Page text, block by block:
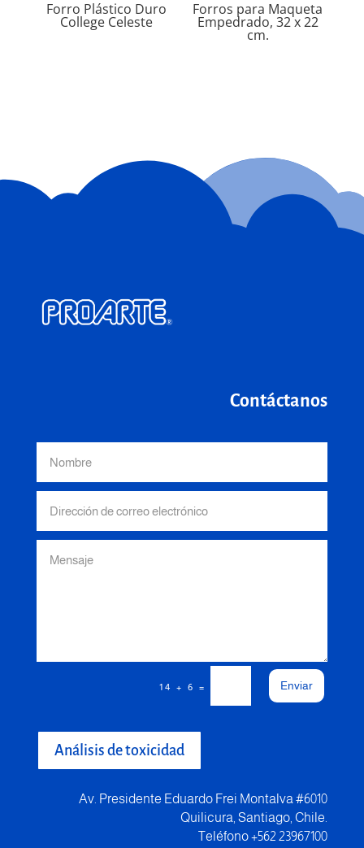
Forro Plástico Duro
College Celeste
Forros para Maqueta
Empedrado, 32 x 22
cm.
Contáctanos
14 + 6 = Enviar
Análisis de toxicidad
Av. Presidente Eduardo Frei Montalva #6010
Quilicura, Santiago, Chile.
Teléfono +562 23967100